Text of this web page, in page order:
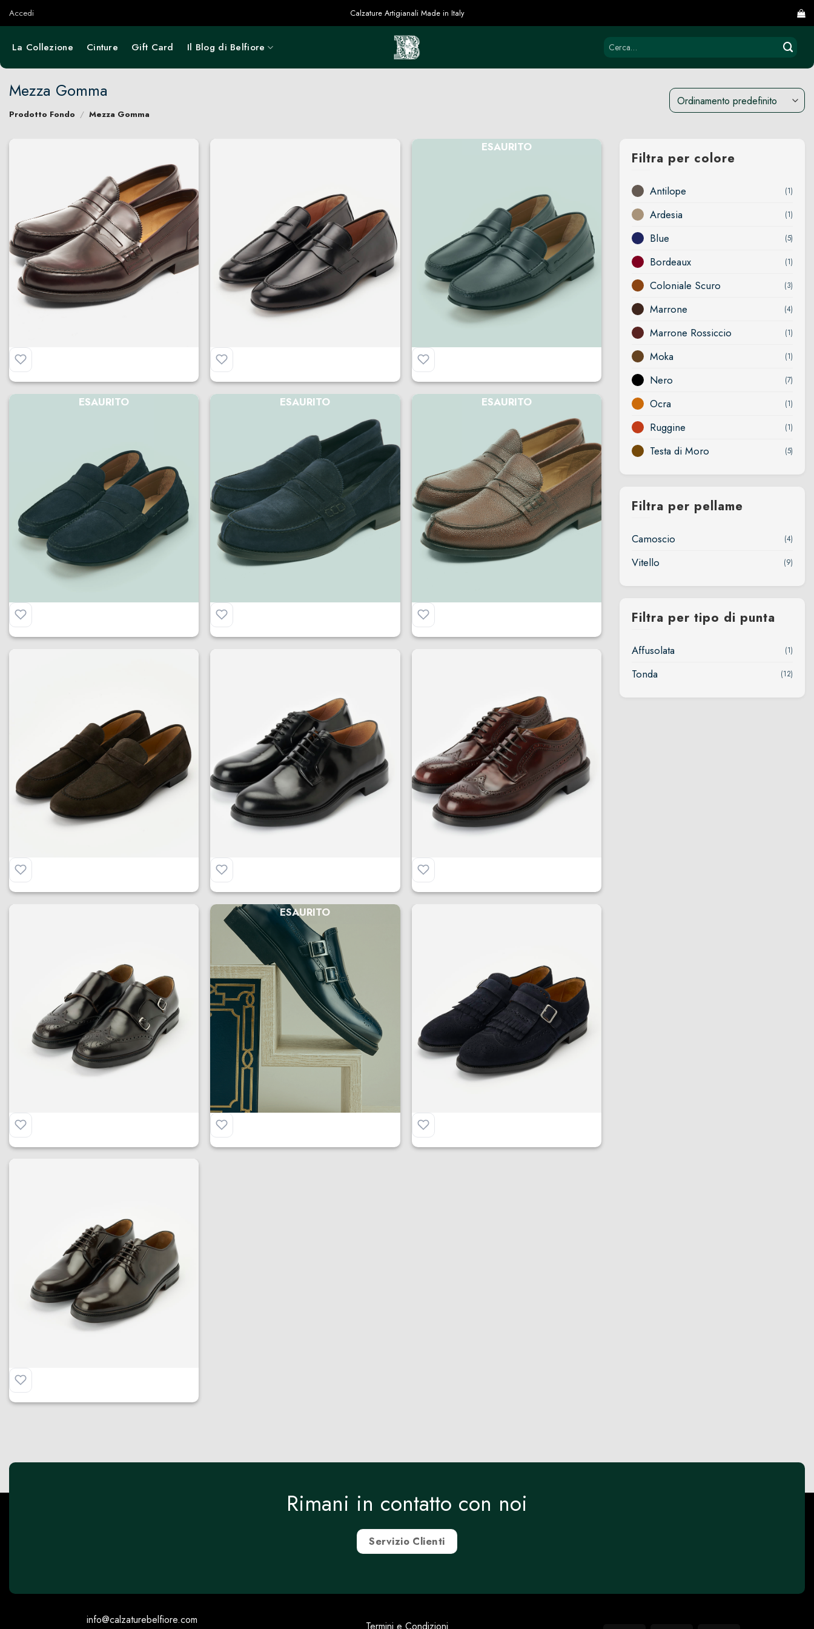
Salta
ai
Accedi Calzature Artigianali Made in Italy
La Collezione Cinture Gift Card Il Blog di Belfiore Cerca:
Mezza Gomma
Prodotto Fondo / Mezza Gomma
Mocassino Casual Mocassino Sergio in Pelle
ESAURITO
Mocassino Gommino Soft in Pelle
179.00
ESAURITO
Mocassino Gommino Soft in
Camoscio
179.00
ESAURITO
Mocassino Casual in Camoscio
ESAURITO
Mocassino Casual England
Mocassino Sergio in Camoscio La Derby Derby Full Brogue
295.00
Monk Strap Brogue
ESAURITO
Monk Strap Frangia
215.00
Shanghai Camoscio
Minneapolis
Filtra per colore
Antilope (1)
Ardesia (1)
Blue (5)
Bordeaux (1)
Coloniale Scuro (3)
Marrone (4)
Marrone Rossiccio (1)
Moka (1)
Nero (7)
Ocra (1)
Ruggine (1)
Testa di Moro (5)
Filtra per pellame
Camoscio (4)
Vitello (9)
Filtra per tipo di punta
Affusolata (1)
Tonda (12)
Rimani in contatto con noi
Servizio Clienti
info@calzaturebelfiore.com
Termini e Condizioni